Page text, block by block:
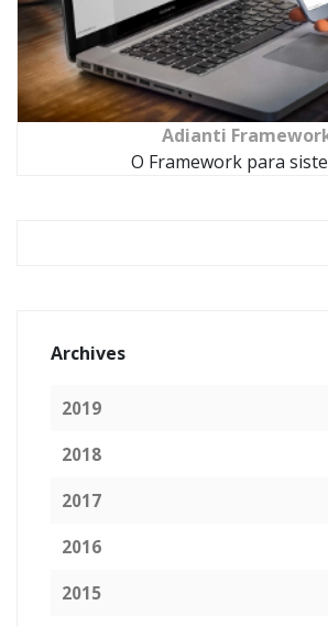
Adianti
O Framework para
Archives
2019
2018
2017
2016
2015